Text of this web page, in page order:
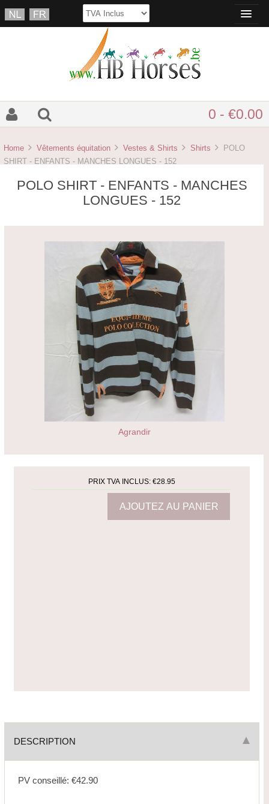
0 - €0.00
Home Vêtements équitation Vestes & Shirts Shirts
POLO
SHIRT - ENFANTS - MANCHES LONGUES - 152
POLO SHIRT - ENFANTS - MANCHES
LONGUES - 152
Agrandir
PRIX TVA INCLUS:€28.95
DESCRIPTION
PV conseillé: €42.90